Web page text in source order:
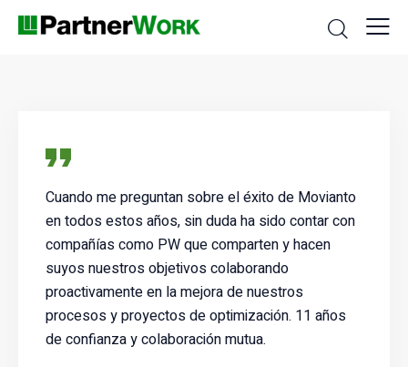
Cuando me preguntan sobre el éxito de Movianto
en todos estos años, sin duda ha sido contar con
compañías como PW que comparten y hacen
suyos nuestros objetivos colaborando
proactivamente en la mejora de nuestros
procesos y proyectos de optimización. 11 años
de confianza y colaboración mutua.